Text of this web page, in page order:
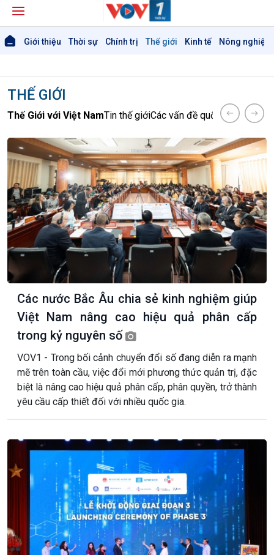
Giới thiệu Thời sự Chính trị Thế giới Kinh tế Nông nghiệp
THẾ GIỚI
Thế Giới với Việt NamTin thế giớiCác vấn đề quốc tếHồ sơ sự
Các nước Bắc Âu chia sẻ kinh nghiệm giúp
Việt Nam nâng cao hiệu quả phân cấp
trong kỷ nguyên số
VOV1 - Trong bối cảnh chuyển đổi số đang diễn ra mạnh
mẽ trên toàn cầu, việc đổi mới phương thức quản trị, đặc
biệt là nâng cao hiệu quả phân cấp, phân quyền, trở thành
yêu cầu cấp thiết đối với nhiều quốc gia.